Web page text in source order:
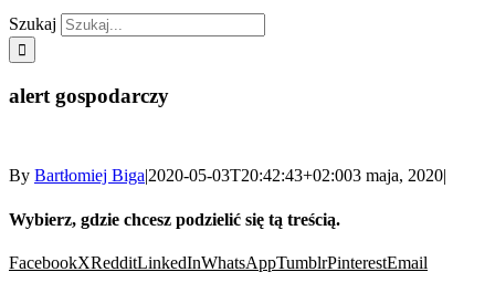
Szukaj
alert gospodarczy
By Bartłomiej Biga|2020-05-03T20:42:43+02:003 maja, 2020|
Wybierz, gdzie chcesz podzielić się tą treścią.
FacebookXRedditLinkedInWhatsAppTumblrPinterestEmail